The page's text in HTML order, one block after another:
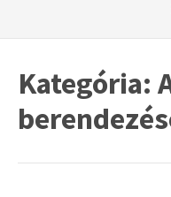
Kategória: